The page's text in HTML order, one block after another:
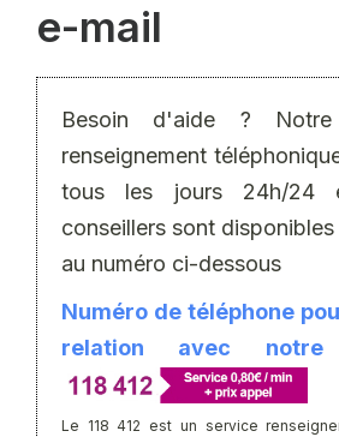
e-mail
Besoin d'aide ?
renseignement
tous les jours 24h/24
conseillers sont
au numéro ci-dessous
Numéro de téléphone
relation avec
Le 118 412 est un service